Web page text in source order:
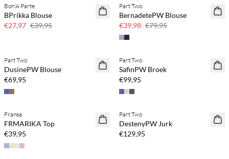
SAVE20
Bon'A Parte
BPrikka Blouse
€27,97 €39,95
SAVE20
Part Two
BernadetePW Blouse
€39,98 €79,95
NEWS
Part Two
DusinePW Blouse
€69,95
NEWS
Koop min. 2 & bespaar 20%
Part Two
SafinPW Broek
€99,95
NEWS
Koop min. 2 & bespaar 20%
Fransa
FRMARIKA Top
€39,95
NEWS
Koop min. 2 & bespaar 20%
Part Two
DestenyPW Jurk
€129,95
Koop min. 2 & bespaar 20%